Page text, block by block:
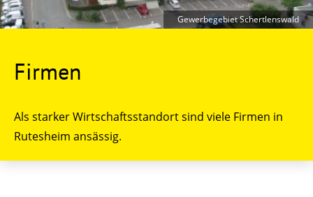
Firmen
Als starker Wirtschaftsstandort sind viele Firmen in
Rutesheim ansässig.
Gewerbegebiet Schertlenswald